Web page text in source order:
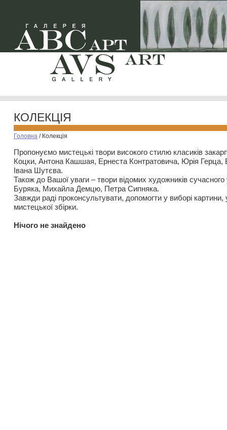
КОЛЕКЦІЯ
Головна / Колекція
Пропонуємо мистецькі твори високого стилю класиків
Коцки, Антона Кашшая, Ернеста Контратовича, Юрія
Івана Шутєва.
Також до Вашої уваги – твори відомих художників
Буряка, Михайла Демцю, Петра Сипняка.
Завжди раді проконсультувати, допомогти у виборі картини,
мистецької збірки.
Нiчого не знайдено